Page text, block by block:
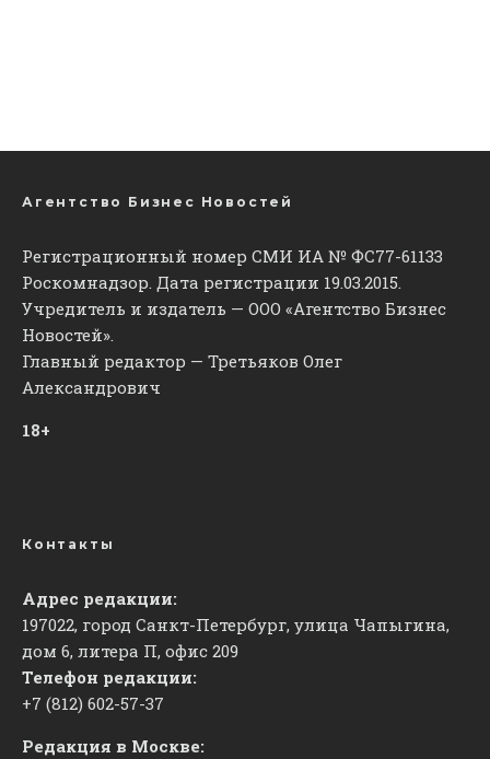
Агентство Бизнес Новостей
Регистрационный номер СМИ ИА № ФС77-61133
Роскомнадзор. Дата регистрации 19.03.2015.
Учредитель и издатель — ООО «Агентство Бизнес
Новостей».
Главный редактор — Третьяков Олег
Александрович
18+
Контакты
Адрес редакции:
197022, город Санкт-Петербург, улица Чапыгина,
дом 6, литера П, офис 209
Телефон редакции:
+7 (812) 602-57-37
Редакция в Москве: